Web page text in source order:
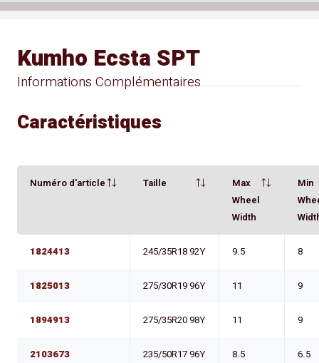
Informations Complémentaires
Kumho Ecsta SPT
Caractéristiques
Numéro d'article Taille
Max
Wheel
Width
Min
1824413 245/35R18 92Y 9.5 8
1825013 275/30R19 96Y 11 9
1894913 275/35R20 98Y 11 9
2103673 235/50R17 96Y 8.5 6.5